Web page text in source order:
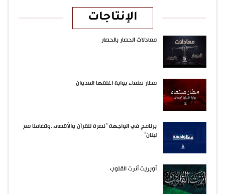
الإنتاجات
معادلات الحصار بالحصار
مطار صنعاء بوابة اغلقها العدوان
برنامج في الواجهة “نصرة للقرآن والأقصى..وتضامنا مع
لبنان”
أوبريت أنرت القلوب